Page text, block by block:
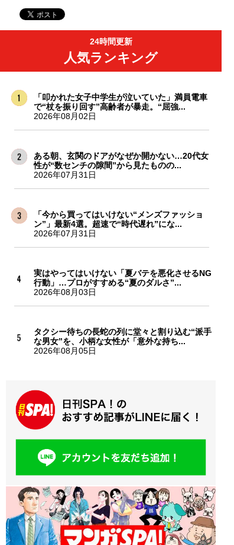
24時間更新
人気ランキング
「叩かれた女子中学生が泣いていた」満員電車
で“杖を振り回す”高齢者が暴走。“屈強...
2026年08月02日
ある朝、玄関のドアがなぜか開かない…20代女
性が“数センチの隙間”から見たものの...
2026年07月31日
「今から買ってはいけない“メンズファッショ
ン”」最新4選。超速で“時代遅れ”にな...
2026年07月31日
実はやってはいけない「夏バテを悪化させるNG
行動」…プロがすすめる“夏のダルさ”...
2026年08月03日
タクシー待ちの長蛇の列に堂々と割り込む“派手
な男女”を、小柄な女性が「意外な持ち...
2026年08月05日